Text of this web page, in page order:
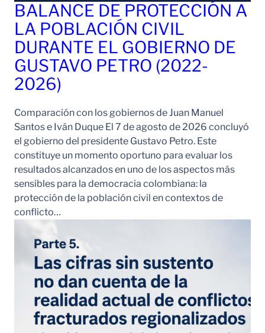
BALANCE DE PROTECCIÓN A
LA POBLACIÓN CIVIL
DURANTE EL GOBIERNO DE
GUSTAVO PETRO (2022-
2026)
Comparación con los gobiernos de Juan Manuel
Santos e Iván Duque El 7 de agosto de 2026 concluyó
el gobierno del presidente Gustavo Petro. Este
constituye un momento oportuno para evaluar los
resultados alcanzados en uno de los aspectos más
sensibles para la democracia colombiana: la
protección de la población civil en contextos de
conflicto…